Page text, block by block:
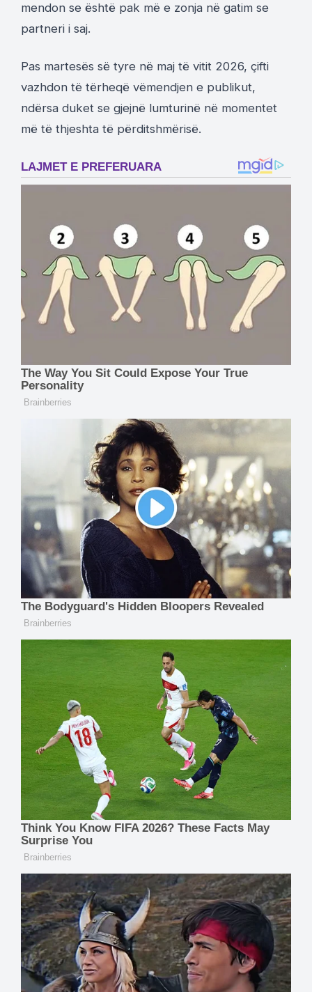
mendon se është pak më e zonja në gatim se
partneri i saj.
Pas martesës së tyre në maj të vitit 2026, çifti
vazhdon të tërheqë vëmendjen e publikut,
ndërsa duket se gjejnë lumturinë në momentet
më të thjeshta të përditshmërisë.